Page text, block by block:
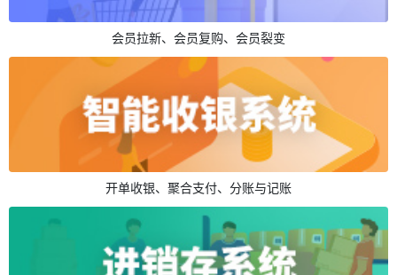
会员拉新、会员复购、会员裂变
开单收银、聚合支付、分账与记账